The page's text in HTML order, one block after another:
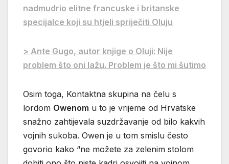
nadmudrio elitne francuske i britanske
specijalce koji su htjeli spriječiti Oluju
> Ante Gugo, autor knjige o Oluji: Nije
problem što oni lažu. Problem je što mi šutimo
Osim toga, Kontaktna skupina na čelu s
lordom Owenom u to je vrijeme od Hrvatske
snažno zahtijevala suzdržavanje od bilo kakvih
vojnih sukoba. Owen je u tom smislu često
govorio kako “ne možete za zelenim stolom